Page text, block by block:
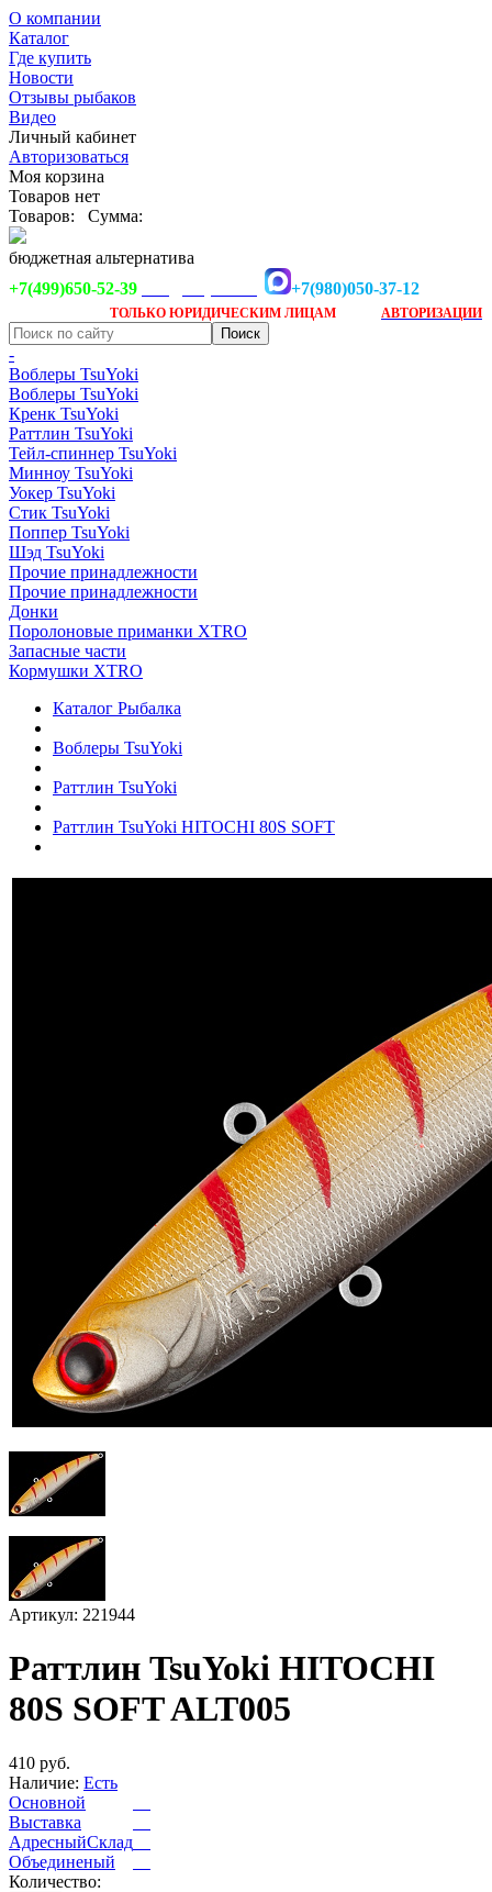
О компании
Каталог
Где купить
Новости
Отзывы рыбаков
Видео
Личный кабинет
Авторизоваться
Моя корзина
Товаров нет
Товаров:
Сумма:
бюджетная альтернатива
+7(499)650-52-39
+7(980)050-37-12
ТОЛЬКО ЮРИДИЧЕСКИМ ЛИЦАМ АВТОРИЗАЦИИ
-
Воблеры TsuYoki
Воблеры TsuYoki
Кренк TsuYoki
Раттлин TsuYoki
Тейл-спиннер TsuYoki
Минноу TsuYoki
Уокер TsuYoki
Стик TsuYoki
Поппер TsuYoki
Шэд TsuYoki
Прочие принадлежности
Прочие принадлежности
Донки
Поролоновые приманки XTRO
Запасные части
Кормушки XTRO
Каталог Рыбалка
Воблеры TsuYoki
Раттлин TsuYoki
Раттлин TsuYoki HITOCHI 80S SOFT
Артикул: 221944
Раттлин TsuYoki HITOCHI
80S SOFT ALT005
410 руб.
Наличие: Есть
Основной
Выставка
АдресныйСклад
Объединеный
Количество: